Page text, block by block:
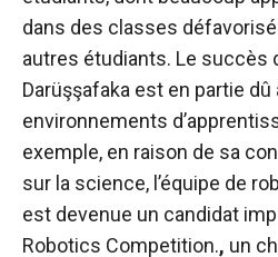
dans des classes
autres étudiants. Le succès
Darüşşafaka est en partie dû
environnements
exemple, en raison de sa
sur la science, l’équipe de
est devenue un candidat
Robotics Competition., un